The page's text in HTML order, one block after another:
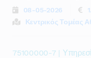
08-05-2026
Κεντρικός Τομέας
75100000-7 |